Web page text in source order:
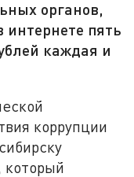
органов,
интернете пять
каждая и
коррупции
который